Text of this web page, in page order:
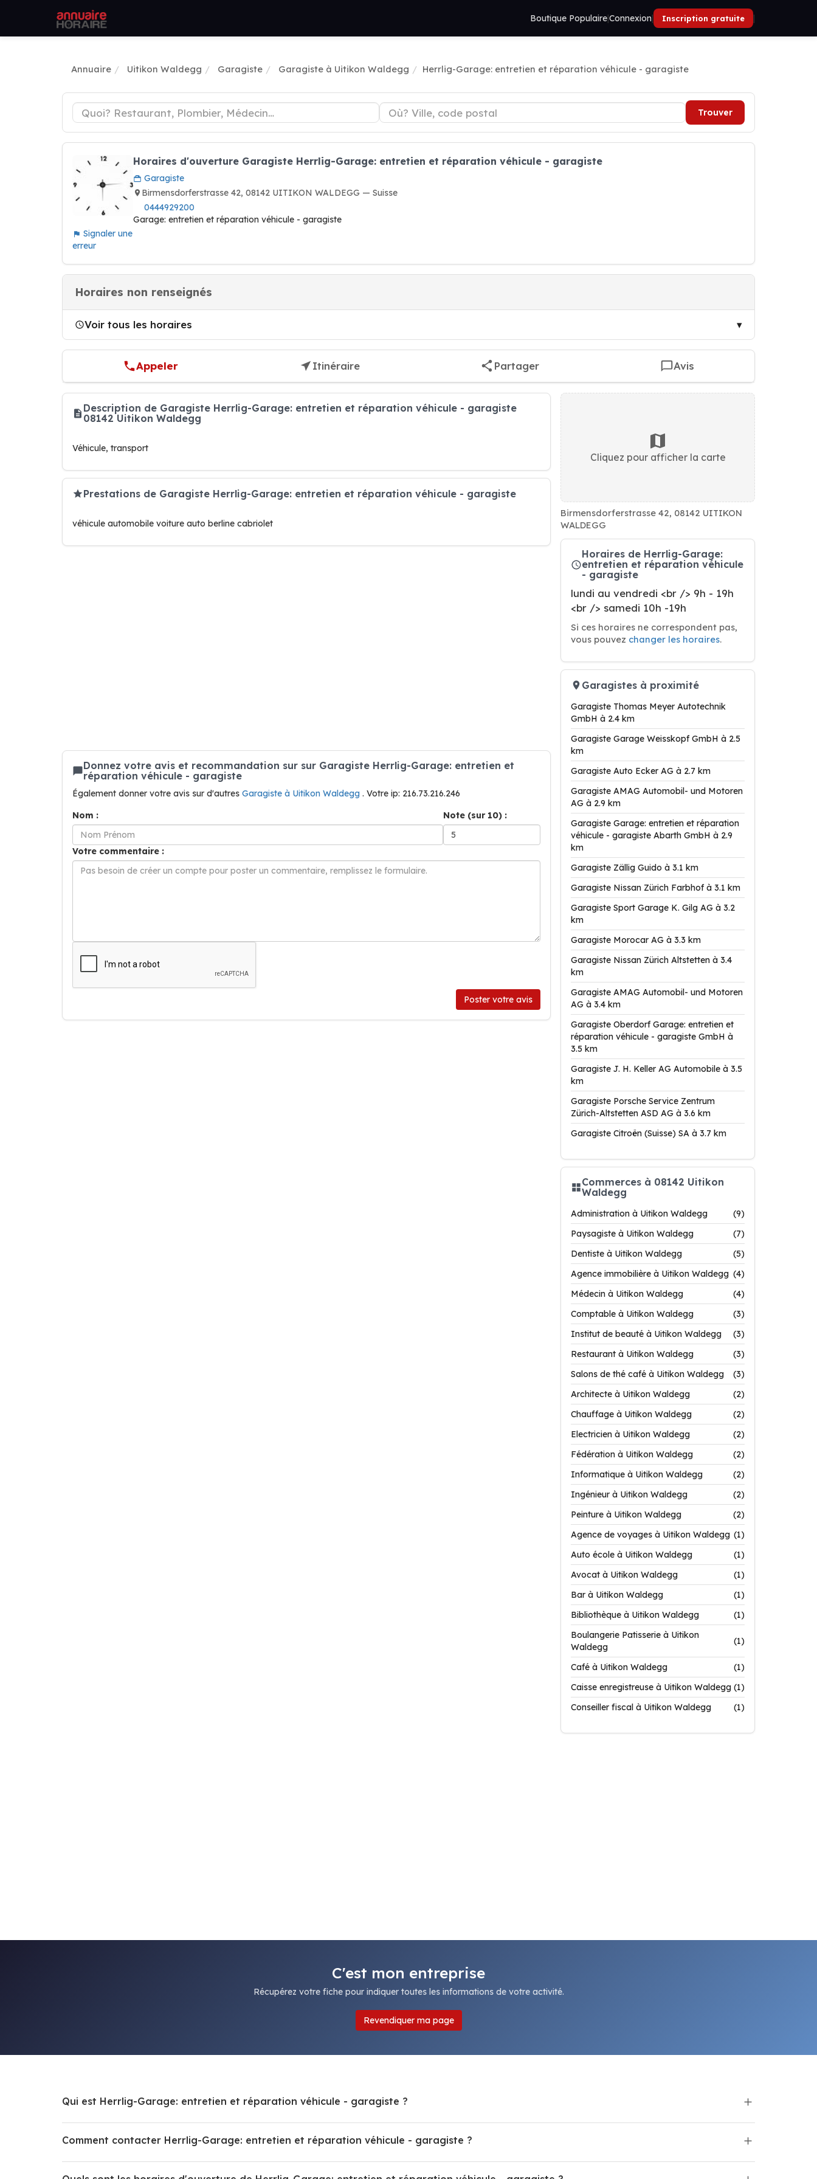
Boutique Populaire|Connexion| Inscription gratuite |
Annuaire Uitikon Waldegg Garagiste Garagiste à Uitikon Waldegg Herrlig-Garage: entretien et réparation véhicule - garagiste
Trouver
Signaler une
erreur
Horaires d'ouverture Garagiste Herrlig-Garage: entretien et réparation véhicule - garagiste
Garagiste
Birmensdorferstrasse 42, 08142 UITIKON WALDEGG — Suisse
0444929200
Garage: entretien et réparation véhicule - garagiste
Horaires non renseignés
Voir tous les horaires
Appeler Itinéraire Partager Avis
Description de Garagiste Herrlig-Garage: entretien et réparation véhicule - garagiste
08142 Uitikon Waldegg
Véhicule, transport
Prestations de Garagiste Herrlig-Garage: entretien et réparation véhicule - garagiste
véhicule automobile voiture auto berline cabriolet
Donnez votre avis et recommandation sur sur Garagiste Herrlig-Garage: entretien et
réparation véhicule - garagiste
Également donner votre avis sur d'autres Garagiste à Uitikon Waldegg . Votre ip: 216.73.216.246
Nom :
Note (sur 10) :
Votre commentaire :
Poster votre avis
Cliquez pour afficher la carte
Birmensdorferstrasse 42, 08142 UITIKON
WALDEGG
Horaires de Herrlig-Garage:
entretien et réparation véhicule
- garagiste
lundi au vendredi <br /> 9h - 19h
<br /> samedi 10h -19h
Si ces horaires ne correspondent pas,
vous pouvez changer les horaires.
Garagistes à proximité
Garagiste Thomas Meyer Autotechnik
GmbH à 2.4 km
Garagiste Garage Weisskopf GmbH à 2.5
km
Garagiste Auto Ecker AG à 2.7 km
Garagiste AMAG Automobil- und Motoren
AG à 2.9 km
Garagiste Garage: entretien et réparation
véhicule - garagiste Abarth GmbH à 2.9
km
Garagiste Zällig Guido à 3.1 km
Garagiste Nissan Zürich Farbhof à 3.1 km
Garagiste Sport Garage K. Gilg AG à 3.2
km
Garagiste Morocar AG à 3.3 km
Garagiste Nissan Zürich Altstetten à 3.4
km
Garagiste AMAG Automobil- und Motoren
AG à 3.4 km
Garagiste Oberdorf Garage: entretien et
réparation véhicule - garagiste GmbH à
3.5 km
Garagiste J. H. Keller AG Automobile à 3.5
km
Garagiste Porsche Service Zentrum
Zürich-Altstetten ASD AG à 3.6 km
Garagiste Citroën (Suisse) SA à 3.7 km
Commerces à 08142 Uitikon
Waldegg
Administration à Uitikon Waldegg
(9)
Paysagiste à Uitikon Waldegg
(7)
Dentiste à Uitikon Waldegg
(5)
Agence immobilière à Uitikon Waldegg (4)
Médecin à Uitikon Waldegg
(4)
Comptable à Uitikon Waldegg
(3)
Institut de beauté à Uitikon Waldegg
(3)
Restaurant à Uitikon Waldegg
(3)
Salons de thé café à Uitikon Waldegg
(3)
Architecte à Uitikon Waldegg
(2)
Chauffage à Uitikon Waldegg
(2)
Electricien à Uitikon Waldegg
(2)
Fédération à Uitikon Waldegg
(2)
Informatique à Uitikon Waldegg
(2)
Ingénieur à Uitikon Waldegg
(2)
Peinture à Uitikon Waldegg
(2)
Agence de voyages à Uitikon Waldegg (1)
Auto école à Uitikon Waldegg
(1)
Avocat à Uitikon Waldegg
(1)
Bar à Uitikon Waldegg
(1)
Bibliothèque à Uitikon Waldegg
(1)
Boulangerie Patisserie à Uitikon
Waldegg
(1)
Café à Uitikon Waldegg
(1)
Caisse enregistreuse à Uitikon Waldegg (1)
Conseiller fiscal à Uitikon Waldegg
(1)
C'est mon entreprise
Récupérez votre fiche pour indiquer toutes les informations de votre activité.
Revendiquer ma page
Qui est Herrlig-Garage: entretien et réparation véhicule - garagiste ?
Comment contacter Herrlig-Garage: entretien et réparation véhicule - garagiste ?